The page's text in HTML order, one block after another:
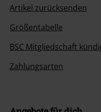
Artikel zurücksenden
Größentabelle
BSC Mitgliedschaft
Zahlungsarten